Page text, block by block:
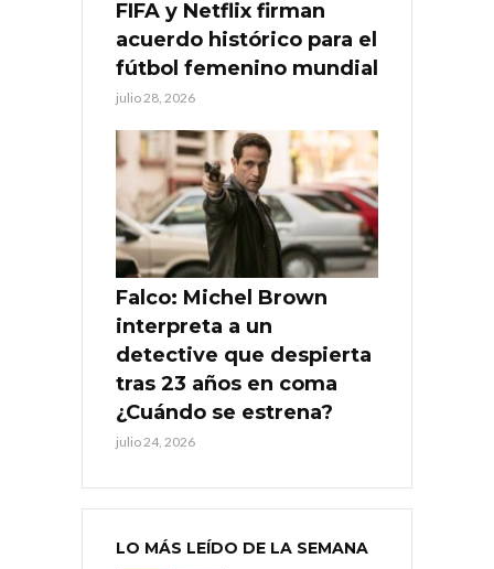
FIFA y Netflix firman
acuerdo histórico para el
fútbol femenino mundial
julio 28, 2026
Falco: Michel Brown
interpreta a un
detective que despierta
tras 23 años en coma
¿Cuándo se estrena?
julio 24, 2026
LO MÁS LEÍDO DE LA SEMANA